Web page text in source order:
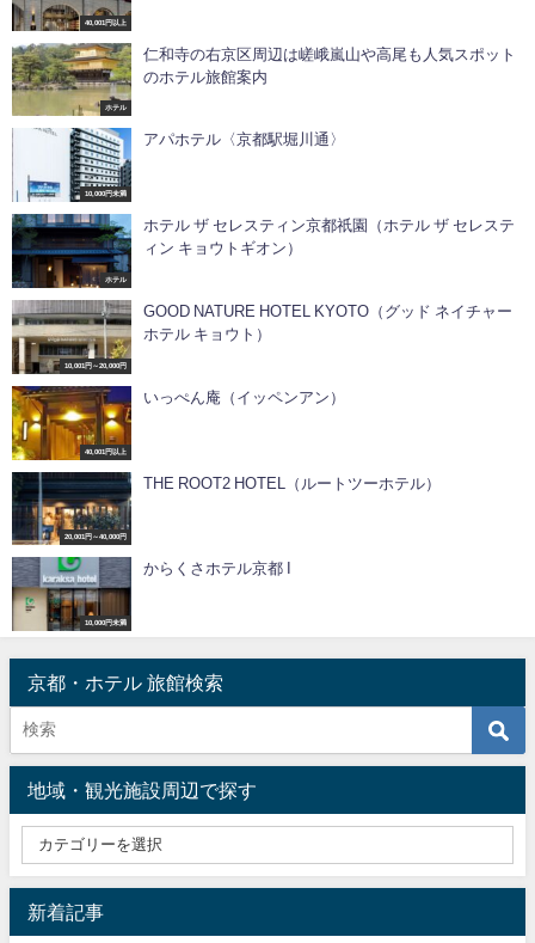
40,001円以上
ホテル
仁和寺の右京区周辺は嵯峨嵐山や高尾も人気スポット
のホテル旅館案内
10,000円未満
アパホテル〈京都駅堀川通〉
ホテル
ホテル ザ セレスティン京都祇園（ホテル ザ セレステ
ィン キョウトギオン）
10,001円～20,000円
GOOD NATURE HOTEL KYOTO（グッド ネイチャー
ホテル キョウト）
40,001円以上
いっぺん庵（イッペンアン）
20,001円～40,000円
THE ROOT2 HOTEL（ルートツーホテル）
10,000円未満
からくさホテル京都 I
京都・ホテル 旅館検索
地域・観光施設周辺で探す
新着記事